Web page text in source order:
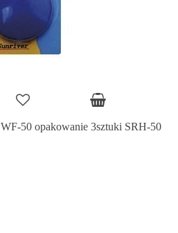
50 opakowanie 3sztuki SRH-50